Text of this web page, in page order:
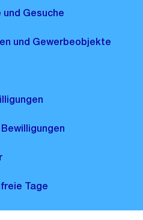
Gesuche
und Gewerbeobjekte
Tage